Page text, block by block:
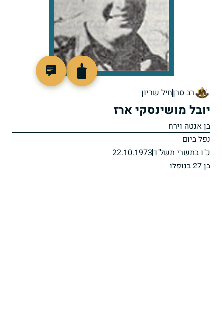
רב סרןחיל שריון
יובל מושינסקי ארז
בן אנטה וירח
נפל ביום
כ"ו בתשרי תשל"ד22.10.1973
בן 27 בנופלו